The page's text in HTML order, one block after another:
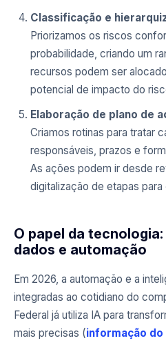
Classificação e
Priorizamos os riscos
probabilidade, criando um
recursos podem ser
potencial de impacto do
Elaboração de plano de
Criamos rotinas para tratar
responsáveis, prazos e
As ações podem ir desde
digitalização de etapas para
O papel da tecnologia:
dados e automação
Em 2026, a automação e a
integradas ao cotidiano do
Federal já utiliza IA para
mais precisas (informação do